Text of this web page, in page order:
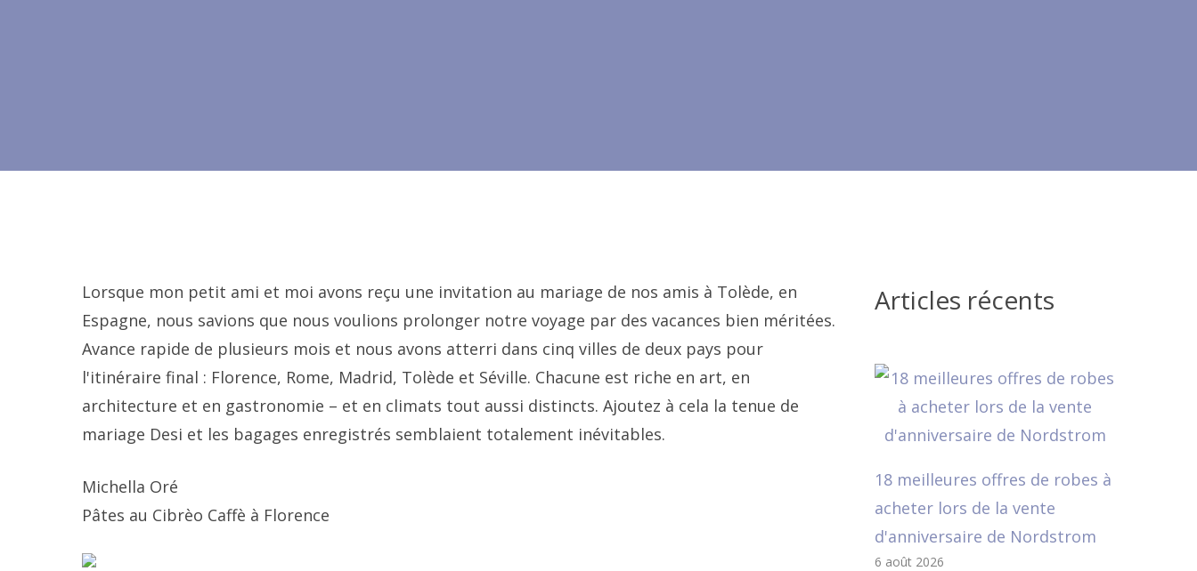
Lorsque mon petit ami et moi avons reçu une invitation au mariage de nos amis à Tolède, en
Espagne, nous savions que nous voulions prolonger notre voyage par des vacances bien méritées.
Avance rapide de plusieurs mois et nous avons atterri dans cinq villes de deux pays pour
l'itinéraire final : Florence, Rome, Madrid, Tolède et Séville. Chacune est riche en art, en
architecture et en gastronomie – et en climats tout aussi distincts. Ajoutez à cela la tenue de
mariage Desi et les bagages enregistrés semblaient totalement inévitables.
Michella Oré
Pâtes au Cibrèo Caffè à Florence
Articles récents
18 meilleures offres de robes à
acheter lors de la vente
d'anniversaire de Nordstrom
6 août 2026